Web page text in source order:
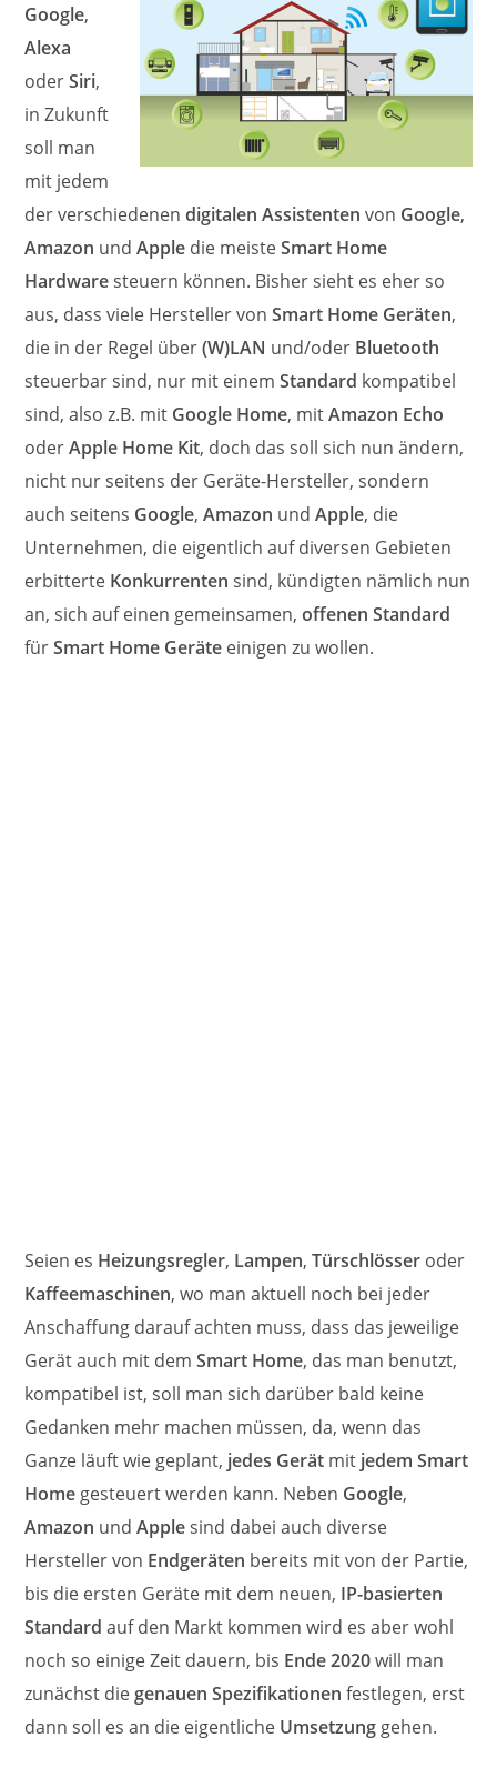
Google,
Alexa
oderSiri,
in Zukunft
soll man
mit jedem
der verschiedenendigitalen Assistenten von Google,
Amazon undApple die meisteSmart Home
Hardwaresteuern können. Bisher sieht es eher so
aus, dass viele Hersteller vonSmart Home Geräten,
die in der Regel über(W)LAN und/oder Bluetooth
steuerbar sind, nur mit einemStandard kompatibel
sind, also z.B. mit Google Home, mitAmazon Echo
oderApple Home Kit, doch das soll sich nun ändern,
nicht nur seitens der Geräte-Hersteller, sondern
auch seitens Google,Amazon undApple, die
Unternehmen, die eigentlich auf diversen Gebieten
erbitterte Konkurrentensind, kündigten nämlich nun
an, sich auf einen gemeinsamen,offenen Standard
fürSmart Home Geräte einigen zu wollen.
Seien es Heizungsregler, Lampen,Türschlösser oder
Kaffeemaschinen, wo man aktuell noch bei jeder
Anschaffung darauf achten muss, dass das jeweilige
Gerät auch mit demSmart Home, das man benutzt,
kompatibel ist, soll man sich darüber bald keine
Gedanken mehr machen müssen, da, wenn das
Ganze läuft wie geplant, jedes Gerät mit jedem Smart
Home gesteuert werden kann. Neben Google,
Amazon undApplesind dabei auch diverse
Hersteller von Endgeräten bereits mit von der Partie,
bis die ersten Geräte mit dem neuen, IP-basierten
Standard auf den Markt kommen wird es aber wohl
noch so einige Zeit dauern, bis Ende 2020will man
zunächst die genauen Spezifikationen festlegen, erst
dann soll es an die eigentliche Umsetzung gehen.